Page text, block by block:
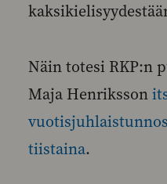
Näin totesi RKP:n
Maja Henriksson
tiistaina.